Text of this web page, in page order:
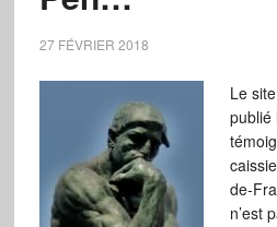
27 FÉVRIER 2018
Le
publié
de-
n’est